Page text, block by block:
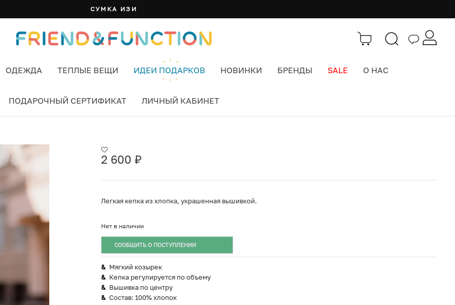
СУМКА ИЗИ
ОДЕЖДА ТЕПЛЫЕ ВЕЩИ ИДЕИ ПОДАРКОВ НОВИНКИ БРЕНДЫ SALE О НАС
ПОДАРОЧНЫЙ СЕРТИФИКАТ ЛИЧНЫЙ КАБИНЕТ
2 600 ₽
Легкая кепка из хлопка, украшенная вышивкой.
Нет в наличии
СООБЩИТЬ О ПОСТУПЛЕНИИ
Мягкий козырек
Кепка регулируется по объему
Вышивка по центру
Состав: 100% хлопок